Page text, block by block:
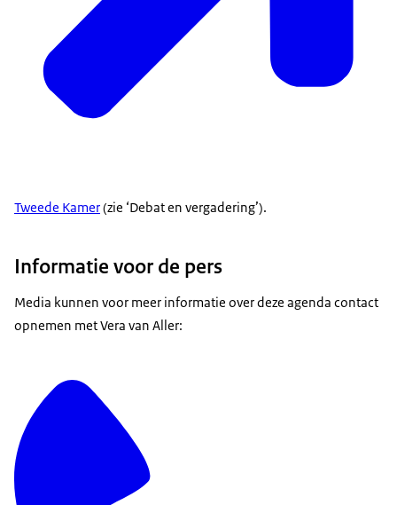
Tweede Kamer(zie ‘Debat en vergadering’).
Informatie voor de pers
Media kunnen voor meer informatie over deze agenda contact
opnemen met Vera van Aller: